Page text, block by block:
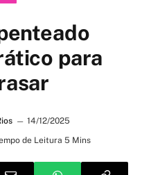
para
14/12/2025
de Leitura 5 Mins